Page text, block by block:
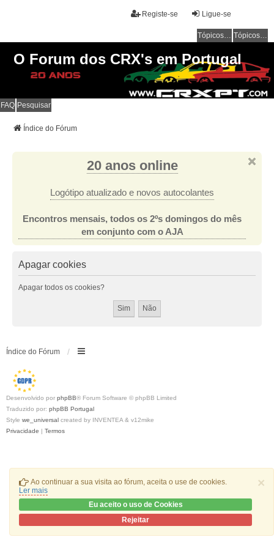
×
Ao continuar a sua visita ao fórum, aceita o use de cookies.
Ler mais
Eu aceito o uso de Cookies
Rejeitar
Ligue-se
Registe-se
Tópicos sem resposta Tópicos ativos
O Forum dos CRX's em Portugal
FAQ Pesquisar
Índice do Fórum
20 anos online
Logótipo atualizado e novos autocolantes
Encontros mensais, todos os 2ºs domingos do mês
em conjunto com o AJA
Apagar cookies
Apagar todos os cookies?
Índice do Fórum
Desenvolvido por phpBB® Forum Software © phpBB Limited
Traduzido por: phpBB Portugal
Style we_universal created by INVENTEA & v12mike
Privacidade | Termos